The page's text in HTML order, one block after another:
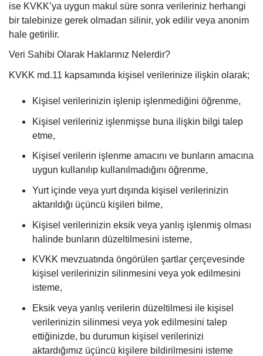
ise KVKK’ya uygun makul süre sonra verileriniz herhangi
bir talebinize gerek olmadan silinir, yok edilir veya anonim
hale getirilir.
Veri Sahibi Olarak Haklarınız Nelerdir?
KVKK md.11 kapsamında kişisel verilerinize ilişkin olarak;
Kişisel verilerinizin işlenip işlenmediğini öğrenme,
Kişisel verileriniz işlenmişse buna ilişkin bilgi talep
etme,
Kişisel verilerin işlenme amacını ve bunların amacına
uygun kullanılıp kullanılmadığını öğrenme,
Yurt içinde veya yurt dışında kişisel verilerinizin
aktarıldığı üçüncü kişileri bilme,
Kişisel verilerinizin eksik veya yanlış işlenmiş olması
halinde bunların düzeltilmesini isteme,
KVKK mevzuatında öngörülen şartlar çerçevesinde
kişisel verilerinizin silinmesini veya yok edilmesini
isteme,
Eksik veya yanlış verilerin düzeltilmesi ile kişisel
verilerinizin silinmesi veya yok edilmesini talep
ettiğinizde, bu durumun kişisel verilerinizi
aktardığımız üçüncü kişilere bildirilmesini isteme